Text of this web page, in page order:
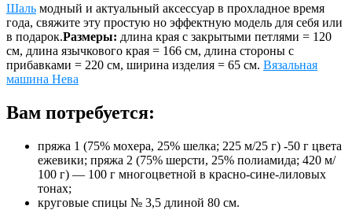
Шаль модный и актуальный аксессуар в прохладное время
года, свяжите эту простую но эффектную модель для себя или
в подарок.Размеры: длина края с закрытыми петлями = 120
см, длина язычкового края = 166 см, длина стороны с
прибавками = 220 см, ширина изделия = 65 см. Вязальная
машина Нева
Вам потребуется:
пряжа 1 (75% мохера, 25% шелка; 225 м/25 г) -50 г цвета
ежевики; пряжа 2 (75% шерсти, 25% полиамида; 420 м/
100 г) — 100 г многоцветной в красно-сине-лиловых
тонах;
круговые спицы № 3,5 длиной 80 см.